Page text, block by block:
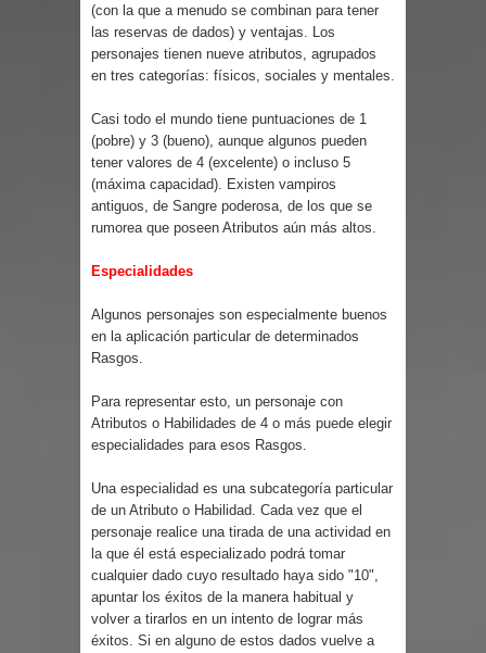
Parte 03: Reflexiones
(con la que a menudo se combinan para tener
las reservas de dados) y ventajas. Los
personajes tienen nueve atributos, agrupados
en tres categorías: físicos, sociales y mentales.
Casi todo el mundo tiene puntuaciones de 1
(pobre) y 3 (bueno), aunque algunos pueden
tener valores de 4 (excelente) o incluso 5
(máxima capacidad). Existen vampiros
antiguos, de Sangre poderosa, de los que se
rumorea que poseen Atributos aún más altos.
Especialidades
Algunos personajes son especialmente buenos
en la aplicación particular de determinados
Rasgos.
Para representar esto, un personaje con
Atributos o Habilidades de 4 o más puede elegir
especialidades para esos Rasgos.
Una especialidad es una subcategoría particular
de un Atributo o Habilidad. Cada vez que el
personaje realice una tirada de una actividad en
la que él está especializado podrá tomar
cualquier dado cuyo resultado haya sido "10",
apuntar los éxitos de la manera habitual y
volver a tirarlos en un intento de lograr más
éxitos. Si en alguno de estos dados vuelve a